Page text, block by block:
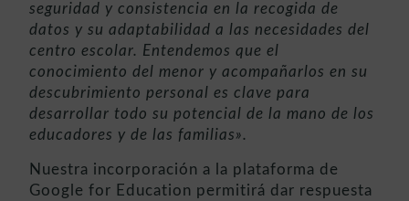
seguridad y consistencia en la recogida de
datos y su adaptabilidad a las necesidades del
centro escolar. Entendemos que el
conocimiento del menor y acompañarlos en su
descubrimiento personal es clave para
desarrollar todo su potencial de la mano de los
educadores y de las familias».
Nuestra incorporación a la plataforma de
Google for Education permitirá dar respuesta